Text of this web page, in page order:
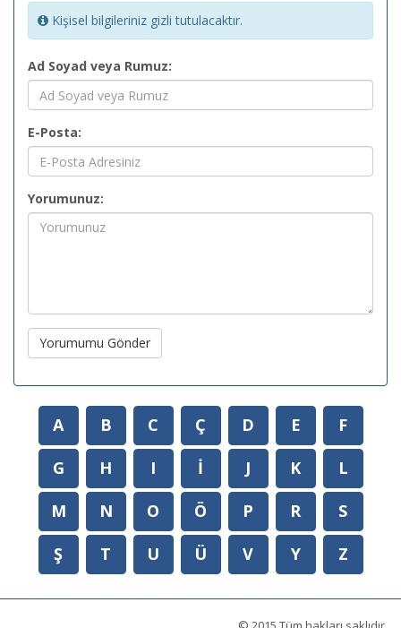
Kişisel bilgileriniz gizli tutulacaktır.
Ad Soyad veya Rumuz:
E-Posta:
Yorumunuz:
Yorumumu Gönder
A B C Ç D E
F
G
H I İ J K
L
M
N O Ö P R
S
Ş
T U Ü V Y Z